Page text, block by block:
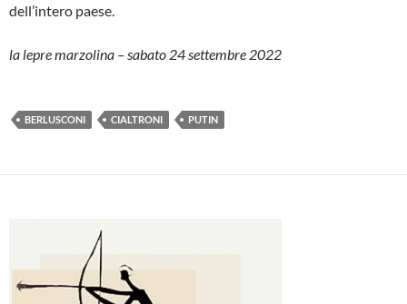
dell’intero paese.
la lepre marzolina – sabato 24 settembre 2022
BERLUSCONI CIALTRONI PUTIN